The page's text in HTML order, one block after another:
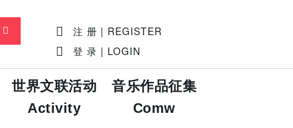
注 册 | REGISTER
登 录 | LOGIN
世界文联活动
Activity
音乐作品征集
Comw